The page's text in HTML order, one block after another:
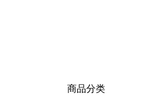
商品分类